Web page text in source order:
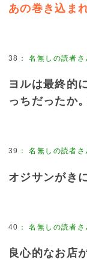
あの巻き込ま
38 ：名無しの読者
ヨルは最終的
っちだったか
39 ：名無しの読者
オジサンがき
40 ：名無しの読者
良心的なお店